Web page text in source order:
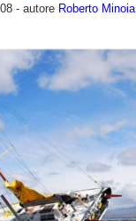
- autore Roberto Minoia